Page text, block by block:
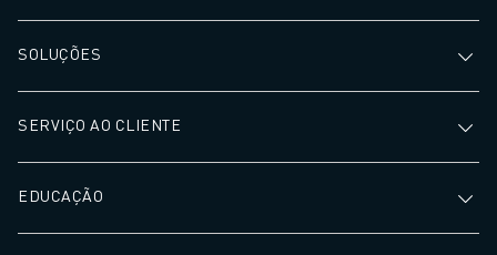
SOLUÇÕES
SERVIÇO AO CLIENTE
EDUCAÇÃO